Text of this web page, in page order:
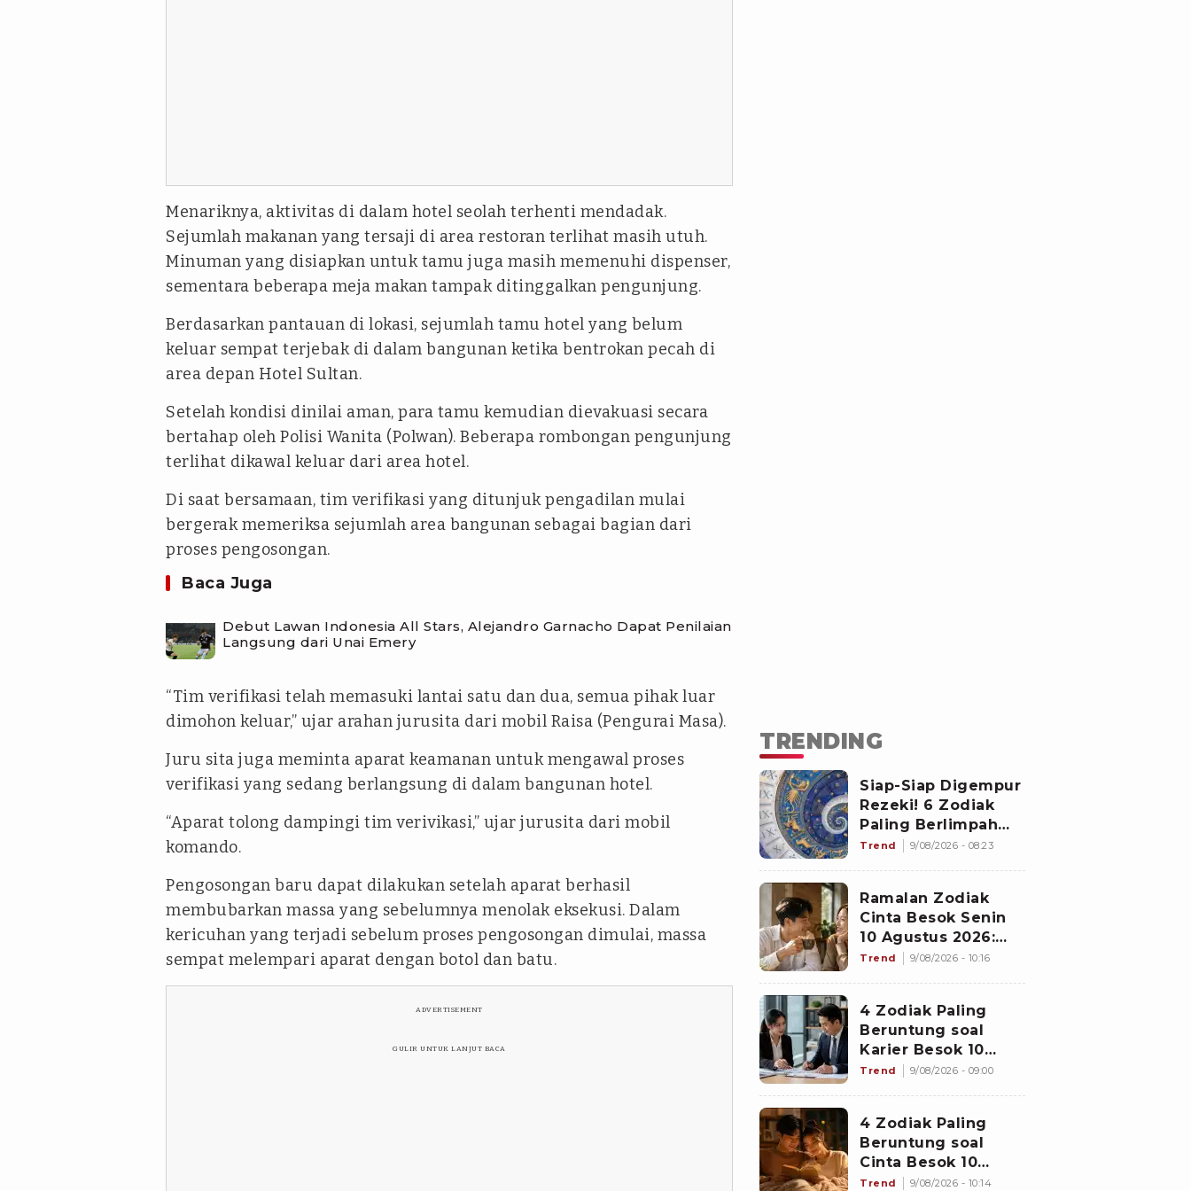
Menariknya, aktivitas di dalam hotel seolah terhenti mendadak.
Sejumlah makanan yang tersaji di area restoran terlihat masih utuh.
Minuman yang disiapkan untuk tamu juga masih memenuhi dispenser,
sementara beberapa meja makan tampak ditinggalkan pengunjung.
Berdasarkan pantauan di lokasi, sejumlah tamu hotel yang belum
keluar sempat terjebak di dalam bangunan ketika bentrokan pecah di
area depan Hotel Sultan.
Setelah kondisi dinilai aman, para tamu kemudian dievakuasi secara
bertahap oleh Polisi Wanita (Polwan). Beberapa rombongan pengunjung
terlihat dikawal keluar dari area hotel.
Di saat bersamaan, tim verifikasi yang ditunjuk pengadilan mulai
bergerak memeriksa sejumlah area bangunan sebagai bagian dari
proses pengosongan.
Baca Juga
Debut Lawan Indonesia All Stars, Alejandro Garnacho Dapat Penilaian
Langsung dari Unai Emery
“Tim verifikasi telah memasuki lantai satu dan dua, semua pihak luar
dimohon keluar,” ujar arahan jurusita dari mobil Raisa (Pengurai Masa).
Juru sita juga meminta aparat keamanan untuk mengawal proses
verifikasi yang sedang berlangsung di dalam bangunan hotel.
“Aparat tolong dampingi tim verivikasi,” ujar jurusita dari mobil
komando.
Pengosongan baru dapat dilakukan setelah aparat berhasil
membubarkan massa yang sebelumnya menolak eksekusi. Dalam
kericuhan yang terjadi sebelum proses pengosongan dimulai, massa
sempat melempari aparat dengan botol dan batu.
ADVERTISEMENT
GULIR UNTUK LANJUT BACA
TRENDING
Siap-Siap Digempur
Rezeki! 6 Zodiak
Paling Berlimpah
Cuan di 10 Agustus
Trend 9/08/2026 - 08:23
Ramalan Zodiak
Cinta Besok Senin
10 Agustus 2026:
Cancer Full Senyum
Terprovokasi Kabar
Burung di Awal
Pekan
Trend 9/08/2026 - 10:16
4 Zodiak Paling
Beruntung soal
Karier Besok 10
Agustus 2026: Leo
Diperhitungkan
Trend 9/08/2026 - 09:00
4 Zodiak Paling
Beruntung soal
Cinta Besok 10
Agustus 2026:
Trend 9/08/2026 - 10:14